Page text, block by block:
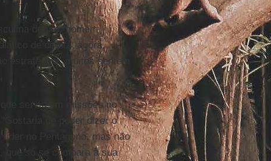
de um "homem
de direita, agora,
estratégica, muitos sentem
que serviu em missões no
de poder dizer o
líder no Pentágono, mas não
que só se compara à sua